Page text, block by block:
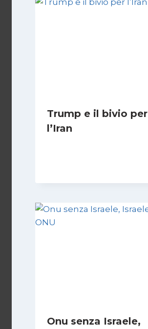
Trump e il bivio per
l’Iran
Onu senza Israele,